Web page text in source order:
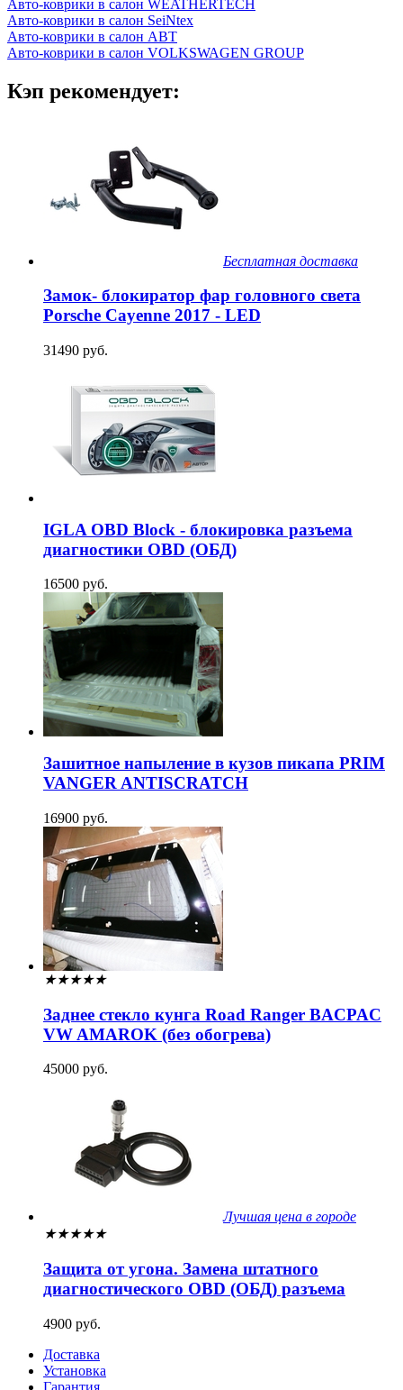
Авто-коврики в салон WEATHERTECH
Авто-коврики в салон SeiNtex
Авто-коврики в салон ABT
Авто-коврики в салон VOLKSWAGEN GROUP
Кэп рекомендует:
Бесплатная доставка
Замок- блокиратор фар головного света
Porsche Cayenne 2017 - LED
31490 руб.
IGLA OBD Block - блокировка разъема
диагностики OBD (ОБД)
16500 руб.
Зашитное напыление в кузов пикапа PRIM
VANGER ANTISCRATCH
16900 руб.
★★★★★
Заднее стекло кунга Road Ranger BACPAC
VW AMAROK (без обогрева)
45000 руб.
Лучшая цена в городе
★★★★★
Защита от угона. Замена штатного
диагностического OBD (ОБД) разъема
4900 руб.
Доставка
Установка
Гарантия